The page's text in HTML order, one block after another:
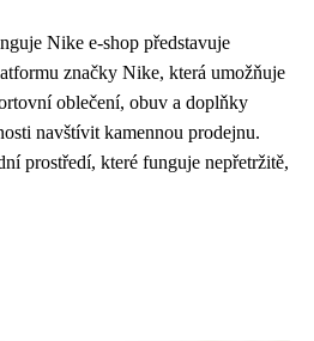
Nike e-shop představuje
značky Nike, která umožňuje
oblečení, obuv a doplňky
navštívit kamennou prodejnu.
prostředí, které funguje nepřetržitě,